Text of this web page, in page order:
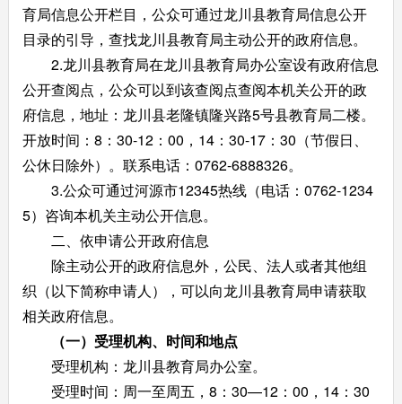
育局信息公开栏目，公众可通过龙川县教育局信息公开
目录的引导，查找龙川县教育局主动公开的政府信息。
2.龙川县教育局在龙川县教育局办公室设有政府信息
公开查阅点，公众可以到该查阅点查阅本机关公开的政
府信息，地址：龙川县老隆镇隆兴路5号县教育局二楼。
开放时间：8：30-12：00，14：30-17：30（节假日、
公休日除外）。联系电话：0762-6888326。
3.公众可通过河源市12345热线（电话：0762-1234
5）咨询本机关主动公开信息。
二、依申请公开政府信息
除主动公开的政府信息外，公民、法人或者其他组
织（以下简称申请人），可以向龙川县教育局申请获取
相关政府信息。
（一）受理机构、时间和地点
受理机构：龙川县教育局办公室。
受理时间：周一至周五，8：30—12：00，14：30